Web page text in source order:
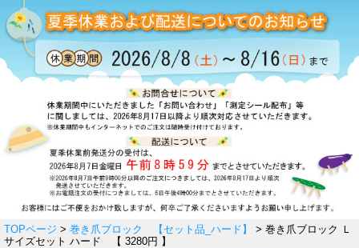
TOPページ > 巻き爪ブロック 【セット品_ハード】
> 巻き爪ブロック Ｌ
サイズセット ハード 【 3280円 】